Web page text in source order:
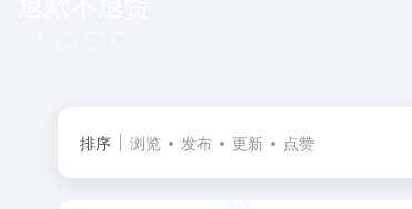
排序 浏览 发布 更新 点赞